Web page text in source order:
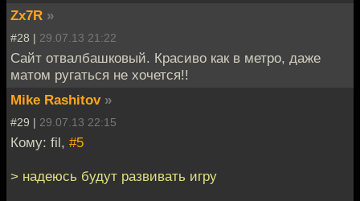
Zx7R »
#28 | 29.07.13 21:22
Сайт отвалбашковый. Красиво как в метро, даже
матом ругаться не хочется!!
Mike Rashitov »
#29 | 29.07.13 22:15
Кому: fil, #5
> надеюсь будут развивать игру